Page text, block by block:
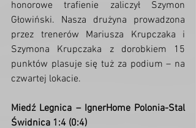
honorowe trafienie zaliczył Szymon
Głowiński. Nasza drużyna prowadzona
przez trenerów Mariusza Krupczaka i
Szymona Krupczaka z dorobkiem 15
punktów plasuje się tuż za podium – na
czwartej lokacie.
Miedź Legnica – IgnerHome Polonia-Stal
Świdnica 1:4 (0:4)